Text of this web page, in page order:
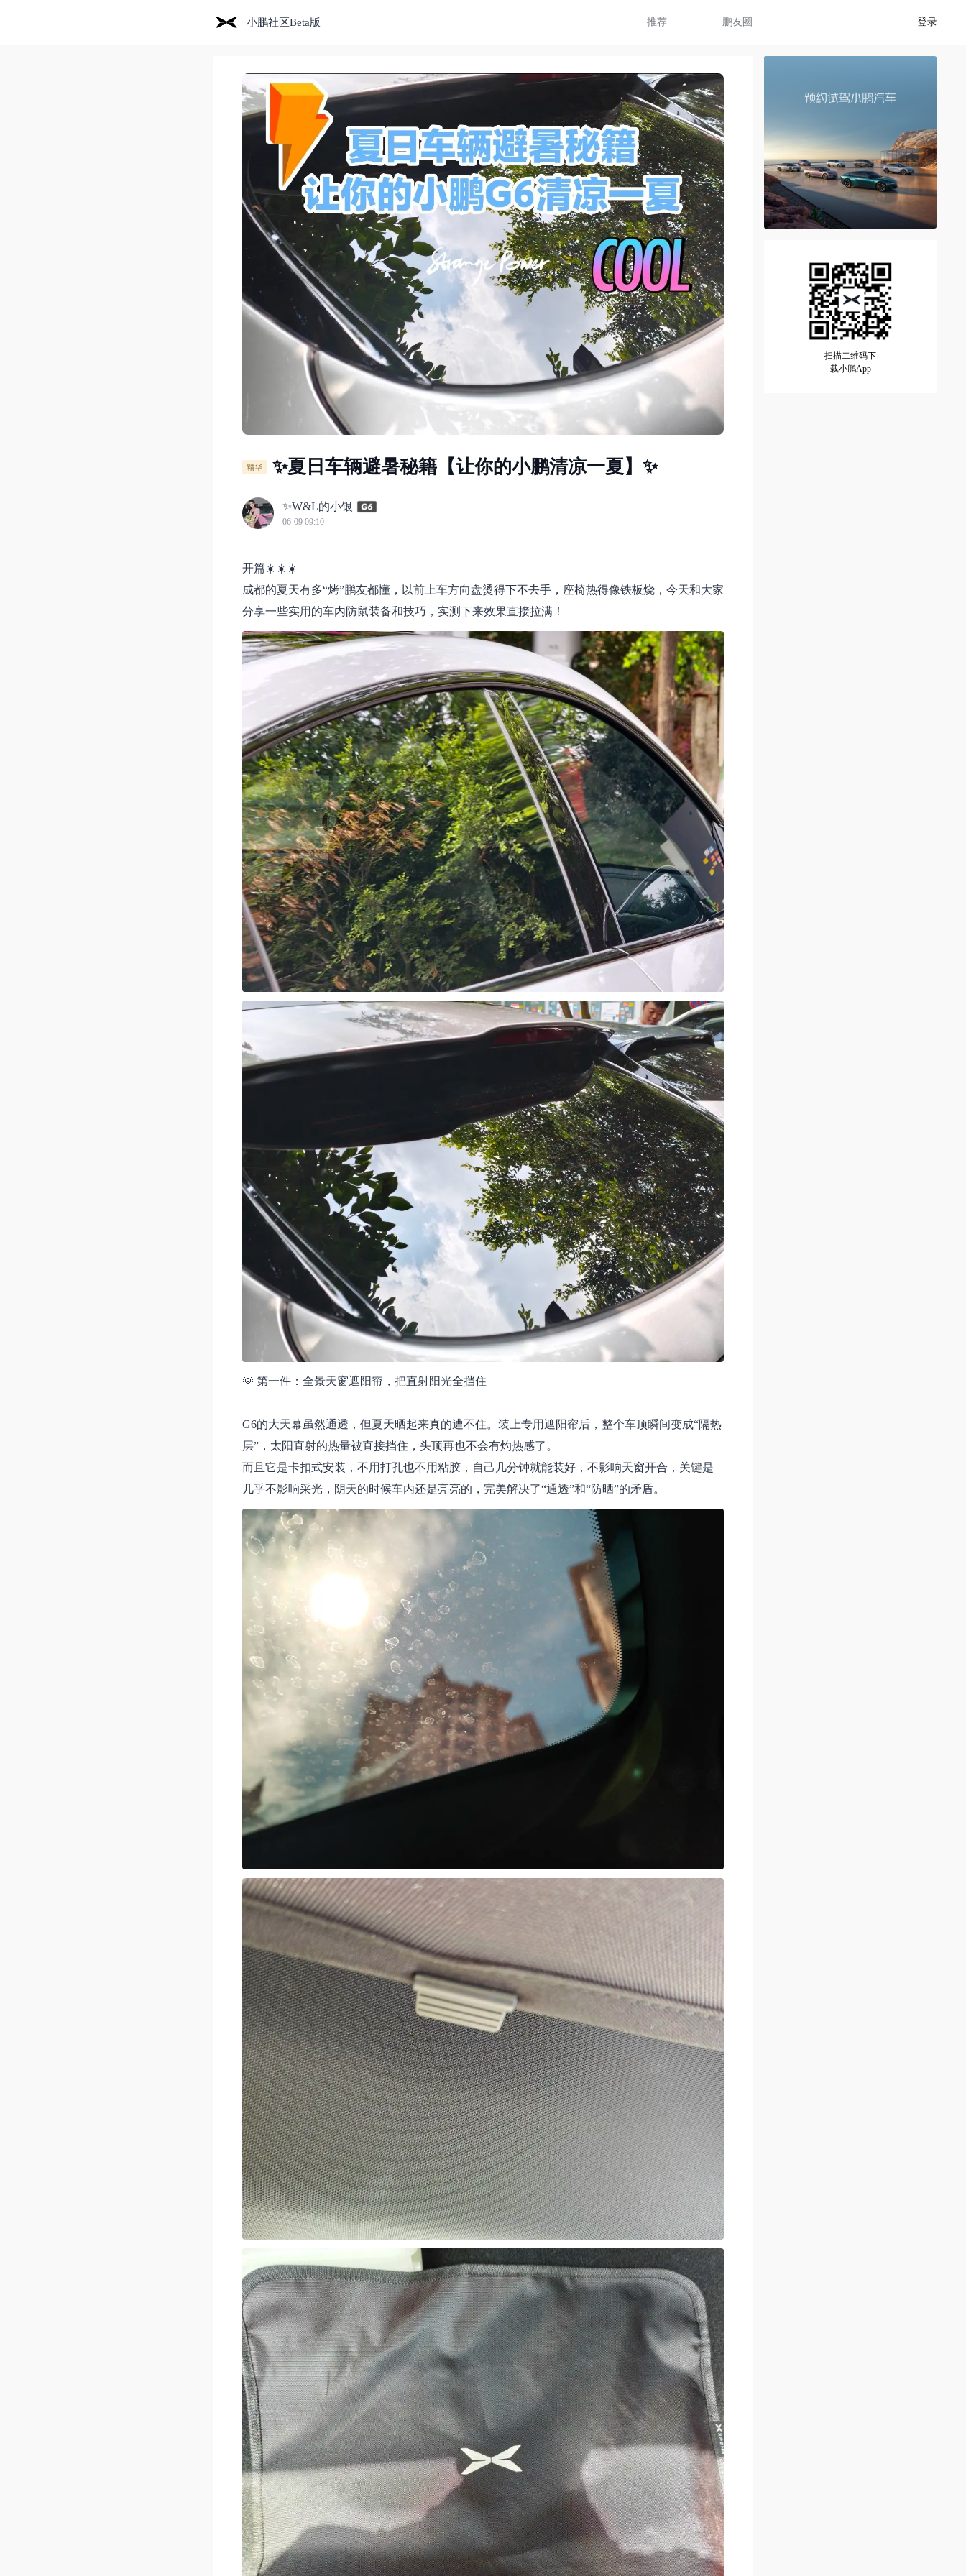
小鹏社区Beta版 推荐 鹏友圈 登录
✨夏日车辆避暑秘籍【让你的小鹏清凉一夏】✨
✨W&L的小银
06-09 09:10
开篇☀️☀️☀️
成都的夏天有多“烤”鹏友都懂，以前上车方向盘烫得下不去手，座椅热得像铁板烧，今天和大家
分享一些实用的车内防鼠装备和技巧，实测下来效果直接拉满！
🌞 第一件：全景天窗遮阳帘，把直射阳光全挡住
G6的大天幕虽然通透，但夏天晒起来真的遭不住。装上专用遮阳帘后，整个车顶瞬间变成“隔热
层”，太阳直射的热量被直接挡住，头顶再也不会有灼热感了。
而且它是卡扣式安装，不用打孔也不用粘胶，自己几分钟就能装好，不影响天窗开合，关键是
几乎不影响采光，阴天的时候车内还是亮亮的，完美解决了“通透”和“防晒”的矛盾。
扫描二维码下
载小鹏App